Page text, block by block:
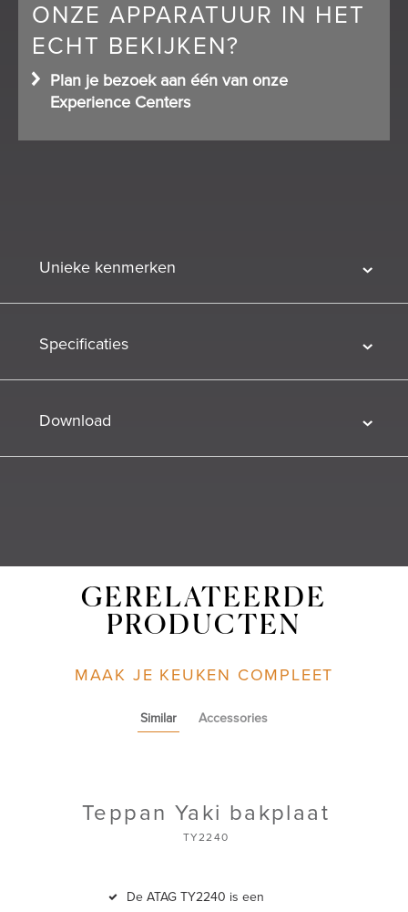
ONZE APPARATUUR IN HET
ECHT BEKIJKEN?
Plan je bezoek aan één van onze
Experience Centers
Unieke kenmerken
Specificaties
Download
GERELATEERDE
PRODUCTEN
MAAK JE KEUKEN COMPLEET
Similar Accessories
Teppan Yaki bakplaat
TY2240
De ATAG TY2240 is een